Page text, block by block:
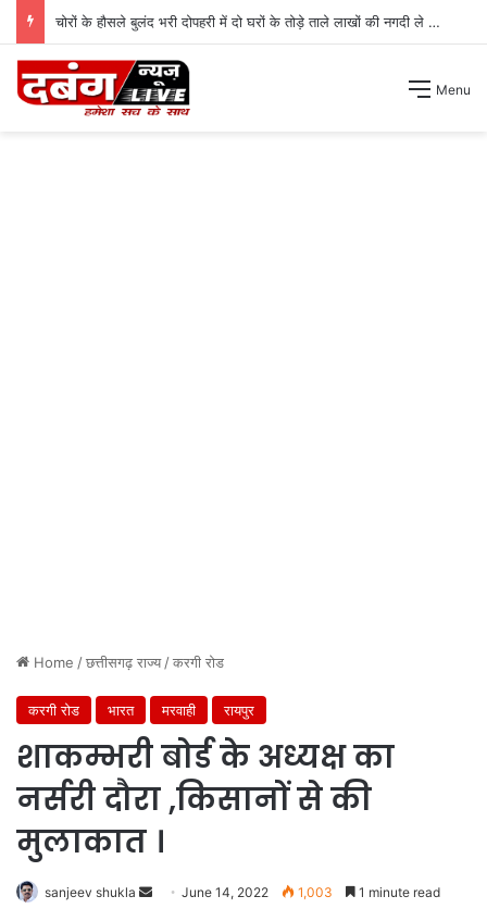
चोरों के हौसले बुलंद भरी दोपहरी में दो घरों के तोड़े ताले लाखों की नगदी ले भागे ।
Menu
Home /छत्तीसगढ़ राज्य/करगी रोड
करगी रोड भारत मरवाही रायपुर
शाकम्भरी बोर्ड के अध्यक्ष का
नर्सरी दौरा ,किसानों से की
मुलाकात ।
sanjeev shukla
SendJune 14, 2022 1,003 1 minute read